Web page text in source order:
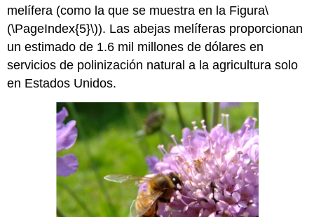
melífera (como la que se muestra en la Figura\
(\PageIndex{5}\)). Las abejas melíferas proporcionan
un estimado de 1.6 mil millones de dólares en
servicios de polinización natural a la agricultura solo
en Estados Unidos.